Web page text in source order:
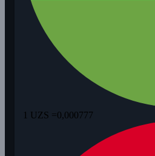
1 UZS =0,000777